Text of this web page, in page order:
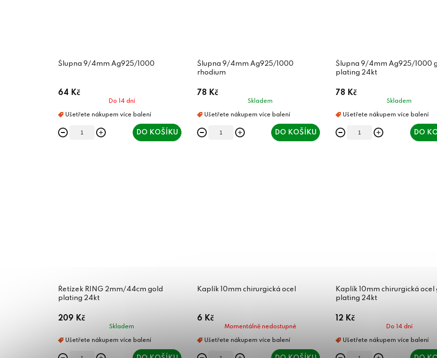
Šlupna 9/4mm Ag925/1000
64 Kč
Do 14 dní
DO KOŠÍKU
Šlupna 9/4mm Ag925/1000
rhodium
78 Kč
Skladem
DO KOŠÍKU
Šlupna 9/4mm Ag925/1000
plating 24kt
78 Kč
Skladem
DO
Řetízek RING 2mm/44cm gold
plating 24kt
209 Kč
Skladem
Kaplík 10mm chirurgická ocel
6 Kč
Momentálně nedostupné
Kaplík 10mm chirurgická ocel
plating 24kt
12 Kč
Do 14 dní